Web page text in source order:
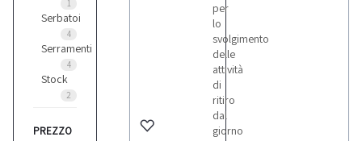
1
Serbatoi
4
Serramenti
4
Stock
2
PREZZO
per
lo
svolgimento
delle
attività
di
ritiro
dal
giorno